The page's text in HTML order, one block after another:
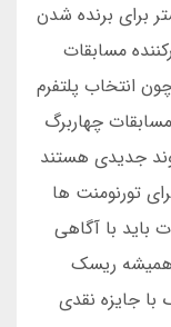
برای برنده شدن
مسابقات
انتخاب پلتفرم
چهاربرگ
جدیدی هستند
تورنومنت ها
باید با آگاهی
همیشه ریسک
با جایزه نقدی